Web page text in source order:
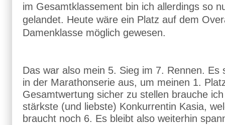
im Gesamtklassement bin ich allerdings so
gelandet. Heute wäre ein Platz auf dem
Damenklasse möglich gewesen.
Das war also mein 5. Sieg im 7. Rennen. Es
in der Marathonserie aus, um meinen 1.
Gesamtwertung sicher zu stellen brauche
stärkste (und liebste) Konkurrentin Kasia,
braucht noch 6. Es bleibt also weiterhin